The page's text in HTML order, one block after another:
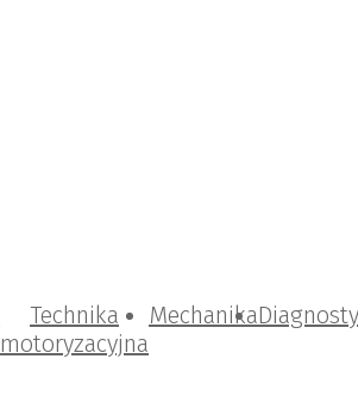
Technika
motoryzacyjna
Mechanika